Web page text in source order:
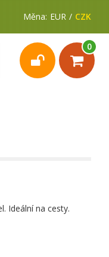
Měna: EUR CZK
0
Ideální na cesty.